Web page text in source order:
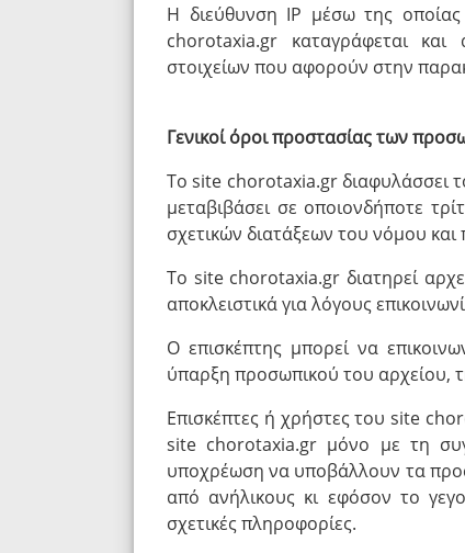
H διεύθυνση IP μέσω της
chorotaxia.gr καταγράφεται και
στοιχείων που αφορούν στην
Γενικοί όροι προστασίας των
Το site chorotaxia.gr διαφυλάσσει
μεταβιβάσει σε οποιονδήποτε
σχετικών διατάξεων του νόμου και
Το site chorotaxia.gr διατηρεί
αποκλειστικά για λόγους
Ο επισκέπτης μπορεί να
ύπαρξη προσωπικού του αρχείου,
Επισκέπτες ή χρήστες του site
site chorotaxia.gr μόνο με τη
υποχρέωση να υποβάλλουν τα
από ανήλικους κι εφόσον το
σχετικές πληροφορίες.